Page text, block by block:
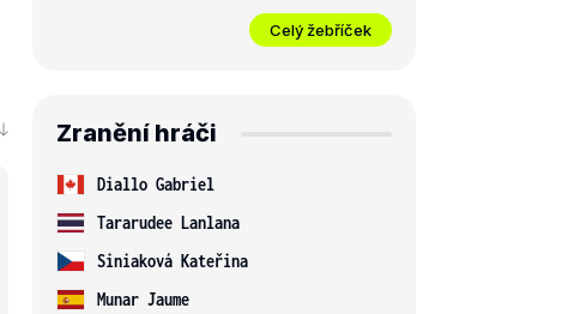
Celý žebříček
Zranění hráči
Diallo Gabriel
Tararudee Lanlana
Siniaková Kateřina
Munar Jaume